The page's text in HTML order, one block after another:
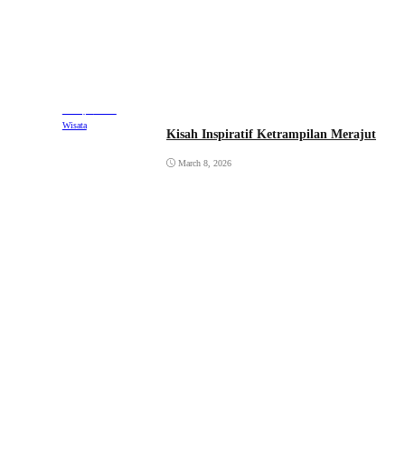
Wisata
Kisah Inspiratif Ketrampilan Merajut
March 8, 2026